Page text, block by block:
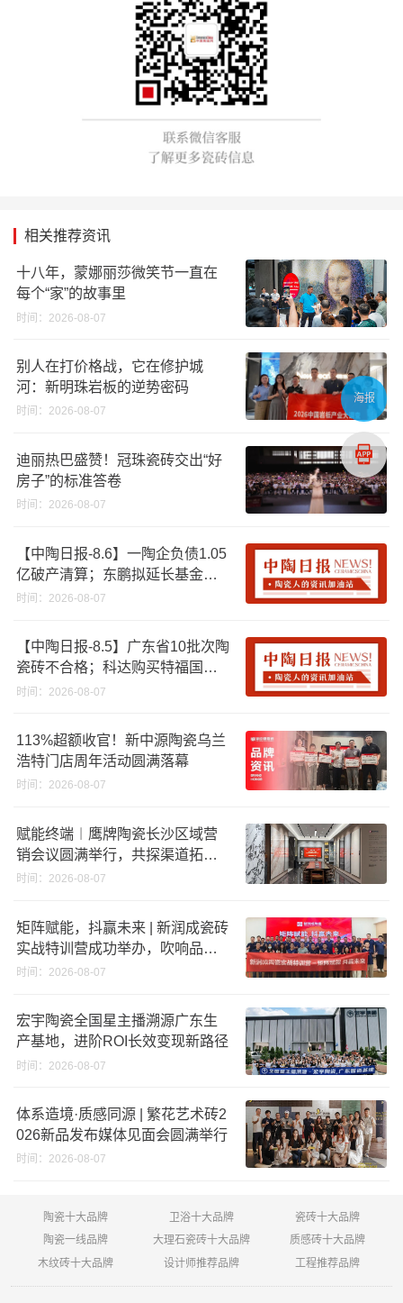
相关推荐资讯
十八年，蒙娜丽莎微笑节一直在
每个“家”的故事里
时间：2026-08-07
别人在打价格战，它在修护城
河：新明珠岩板的逆势密码
时间：2026-08-07
迪丽热巴盛赞！冠珠瓷砖交出“好
房子”的标准答卷
时间：2026-08-07
【中陶日报-8.6】一陶企负债1.05
亿破产清算；东鹏拟延长基金投
资期限；工信部开展建陶行业能
时间：2026-08-07
【中陶日报-8.5】广东省10批次陶
瓷砖不合格；科达购买特福国际
股份申请未通过；蒙娜丽莎5千万
破18亿元
时间：2026-08-07
113%超额收官！新中源陶瓷乌兰
浩特门店周年活动圆满落幕
时间：2026-08-07
赋能终端︱鹰牌陶瓷长沙区域营
销会议圆满举行，共探渠道拓展
与门店升级新路径
时间：2026-08-07
矩阵赋能，抖赢未来 | 新润成瓷砖
实战特训营成功举办，吹响品牌
秋季营销冲锋号！
时间：2026-08-07
宏宇陶瓷全国星主播溯源广东生
产基地，进阶ROI长效变现新路径
时间：2026-08-07
体系造境·质感同源 | 繁花艺术砖2
026新品发布媒体见面会圆满举行
时间：2026-08-07
陶瓷十大品牌 卫浴十大品牌
瓷砖十大品牌
陶瓷一线品牌
大理石瓷砖十大品牌
质感砖十大品牌
木纹砖十大品牌
设计师推荐品牌 工程推荐品牌
海报